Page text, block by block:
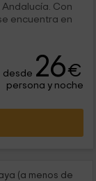
Con
encuentra en
desde 26€
persona y noche
(a menos de